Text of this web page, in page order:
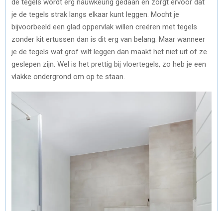
je de tegels strak langs elkaar kunt leggen. Mocht je
bijvoorbeeld een glad oppervlak willen creëren met tegels
zonder kit ertussen dan is dit erg van belang. Maar wanneer
je de tegels wat grof wilt leggen dan maakt het niet uit of ze
geslepen zijn. Wel is het prettig bij vloertegels, zo heb je een
vlakke ondergrond om op te staan.